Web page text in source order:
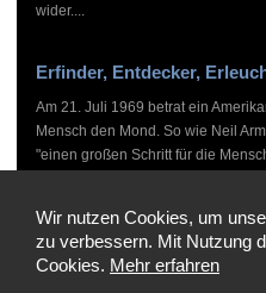
wider....
Erfinder, Entdecker,
Am 21. Juli 1969 betrat ein
Mensch den Mond. So wie Neil
"einen großen Schritt für die
Wir nutzen Cookies, um
zu verbessern. Mit Nutzung
Cookies. Mehr erfahren